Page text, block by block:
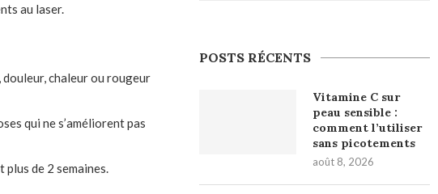
au laser.
chaleur ou rougeur
qui ne s’améliorent pas
plus de 2 semaines.
POSTS RÉCENTS
Vitamine C sur
peau sensible :
comment l’utiliser
sans picotements
août 8, 2026